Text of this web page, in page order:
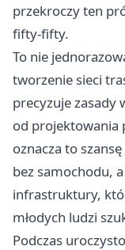
przekroczy ten
fifty-fifty.
To nie
tworzenie sieci
precyzuje zasady
od projektowania
oznacza to
bez samochodu,
infrastruktury,
młodych ludzi
Podczas